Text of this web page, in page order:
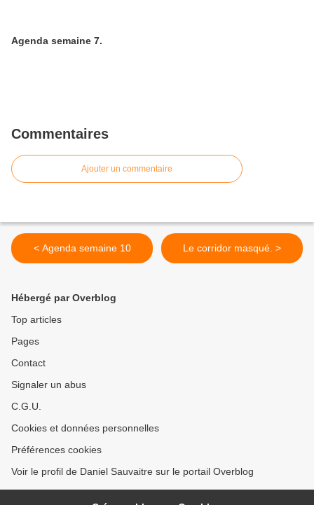
Agenda semaine 7.
Commentaires
Ajouter un commentaire
< Agenda semaine 10 Le corridor masqué. >
Hébergé par Overblog
Top articles
Pages
Contact
Signaler un abus
C.G.U.
Cookies et données personnelles
Préférences cookies
Voir le profil de Daniel Sauvaitre sur le portail Overblog